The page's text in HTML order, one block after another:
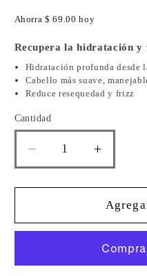
oferta
Ahorra $ 69.00 hoy
Recupera la hidratación y
Hidratación profunda desde
Cabello más suave,
Reduce resequedad y frizz
Cantidad
Reducir
cantidad
para
FIX
COLOR
ML
cantidad
para
TO
FIX
COLOR
80
ML